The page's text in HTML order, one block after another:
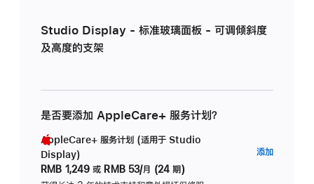
Studio Display - 标准玻璃面板 - 可调倾斜度
及高度的支架
是否要添加 AppleCare+ 服务计划？
AppleCare+ 服务计划 (适用于 Studio
Display)
RMB 1,249 或 RMB 53/月 (24 期)
添加